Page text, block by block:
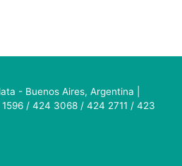
- Buenos Aires, Argentina |
/ 424 3068 / 424 2711 / 423